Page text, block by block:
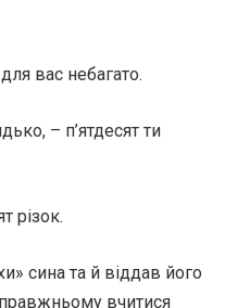
вас небагато.
– п’ятдесят ти
різок.
сина та й віддав його
вчитися